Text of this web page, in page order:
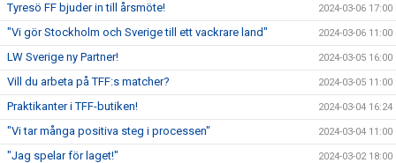
Tyresö FF bjuder in till årsmöte! 2024-03-06 17:00
"Vi gör Stockholm och Sverige till ett vackrare land" 2024-03-06 11:00
LW Sverige ny Partner! 2024-03-05 16:00
Vill du arbeta på TFF:s matcher? 2024-03-05 11:00
Praktikanter i TFF-butiken! 2024-03-04 16:24
"Vi tar många positiva steg i processen" 2024-03-04 11:00
"Jag spelar för laget!" 2024-03-02 18:00